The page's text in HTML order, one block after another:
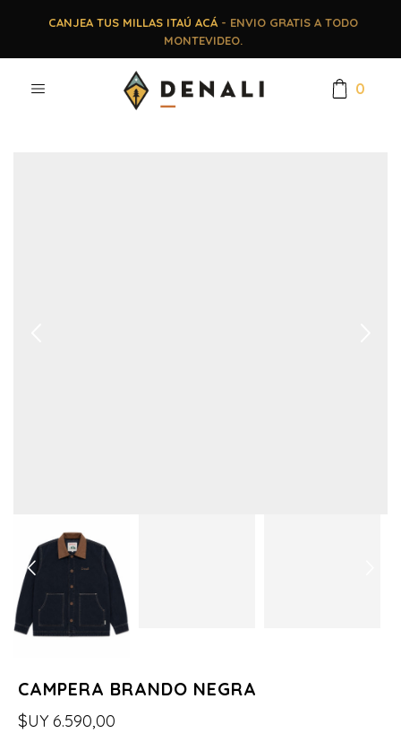
CANJEA TUS MILLAS ITAÚ ACÁ- ENVIO GRATIS A TODO
MONTEVIDEO.
0
CAMPERA BRANDO NEGRA
$UY 6.590,00